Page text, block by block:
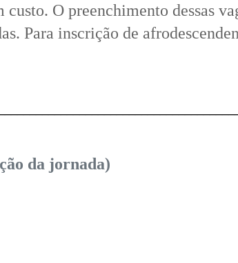
O preenchimento dessas
Para inscrição de
da jornada)